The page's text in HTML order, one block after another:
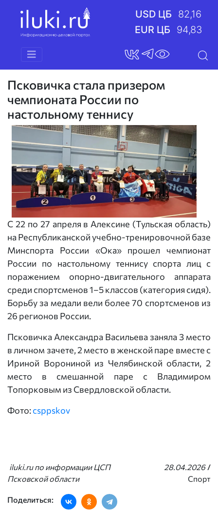
USD ЦБ
82,16
EUR ЦБ
94,83
Псковичка стала призером
чемпионата России по
настольному теннису
С 22 по 27 апреля в Алексине (Тульская область)
на Республиканской учебно-тренировочной базе
Минспорта России «Ока» прошел чемпионат
России по настольному теннису спорта лиц с
поражением опорно-двигательного аппарата
среди спортсменов 1–5 классов (категория сидя).
Борьбу за медали вели более 70 спортсменов из
26 регионов России.
Псковичка Александра Васильева заняла 3 место
в личном зачете, 2 место в женской паре вместе с
Ириной Ворониной из Челябинской области, 2
место в смешанной паре с Владимиром
Топорковым из Свердловской области.
Фото:csppskov
iluki.ru по информации ЦСП
Псковской области
28.04.2026 /
Спорт
Поделиться: